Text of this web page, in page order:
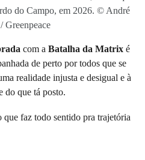
do Campo, em 2026. © André
Greenpeace
com a Batalha da Matrix é
de perto por todos que se
realidade injusta e desigual e à
do que tá posto.
que faz todo sentido pra trajetória